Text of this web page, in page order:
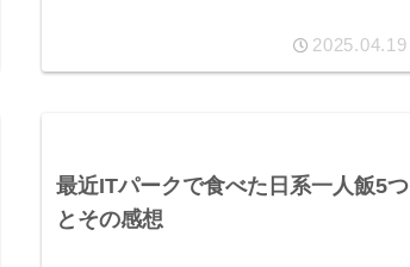
2025.04.19
最近ITパークで食べた日系一人飯5つ
とその感想